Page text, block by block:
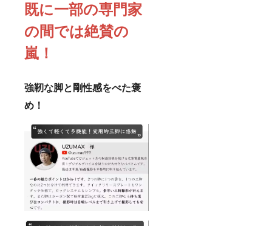
既に一部の専門家
の間では絶賛の
嵐！
強靭な脚と剛性感をべた褒
め！